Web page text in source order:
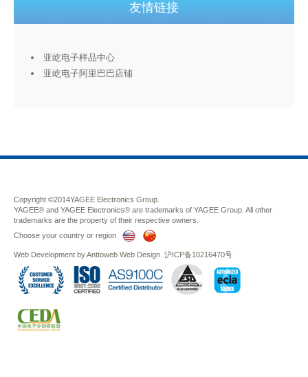
友情链接
亚屹电子样品中心
亚屹电子阿里巴巴店铺
Copyright ©2014YAGEE Electronics Group.
YAGEE® and YAGEE Electronics® are trademarks of YAGEE Group. All other
trademarks are the property of their respective owners.
Choose your country or region
Web Development byAnttoweb Web Design 沪ICP备10216470号